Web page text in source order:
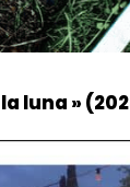
luna »